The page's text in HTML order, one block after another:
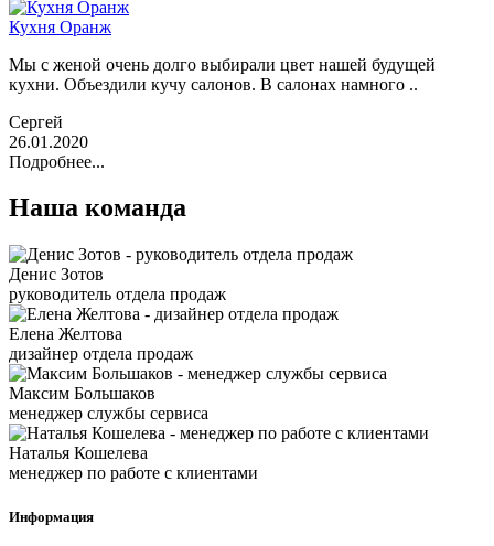
Кухня Оранж
Мы с женой очень долго выбирали цвет нашей будущей
кухни. Объездили кучу салонов. В салонах намного ..
Сергей
26.01.2020
Подробнее...
Наша команда
Денис Зотов
руководитель отдела продаж
Елена Желтова
дизайнер отдела продаж
Максим Большаков
менеджер службы сервиса
Наталья Кошелева
менеджер по работе с клиентами
Информация